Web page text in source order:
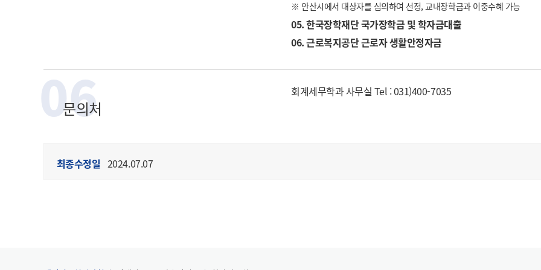
※ 안산시에서 대상자를 심의하여 선정, 교내장학금과 이중수혜 가능
05. 한국장학재단 국가장학금 및 학자금대출
06. 근로복지공단 근로자 생활안정자금
06
문의처
회계세무학과 사무실 Tel : 031)400-7035
최종수정일 2024.07.07